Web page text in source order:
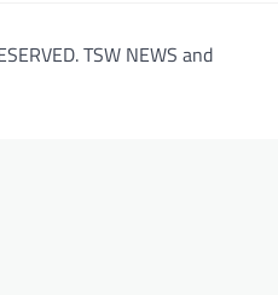
TSW NEWS and